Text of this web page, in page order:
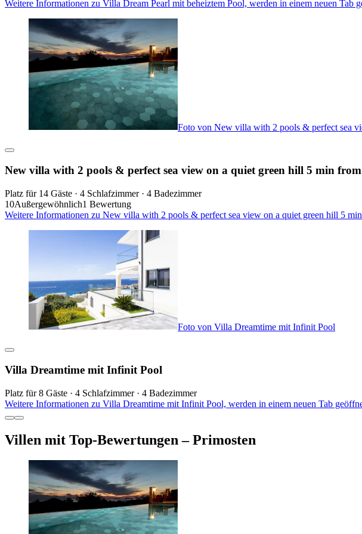
Weitere Informationen zu Villa Dream Pearl mit beheiztem Pool, werden in einem neuen Tab
Foto von New villa with 2 pools & perfect sea
New villa with 2 pools & perfect sea view on a quiet green hill 5 min from
Platz für 14 Gäste · 4 Schlafzimmer · 4 Badezimmer
10Außergewöhnlich1 Bewertung
Weitere Informationen zu New villa with 2 pools & perfect sea view on a quiet green hill 5
Foto von Villa Dreamtime mit Infinit Pool
Villa Dreamtime mit Infinit Pool
Platz für 8 Gäste · 4 Schlafzimmer · 4 Badezimmer
Weitere Informationen zu Villa Dreamtime mit Infinit Pool, werden in einem neuen Tab
Villen mit Top-Bewertungen – Primosten